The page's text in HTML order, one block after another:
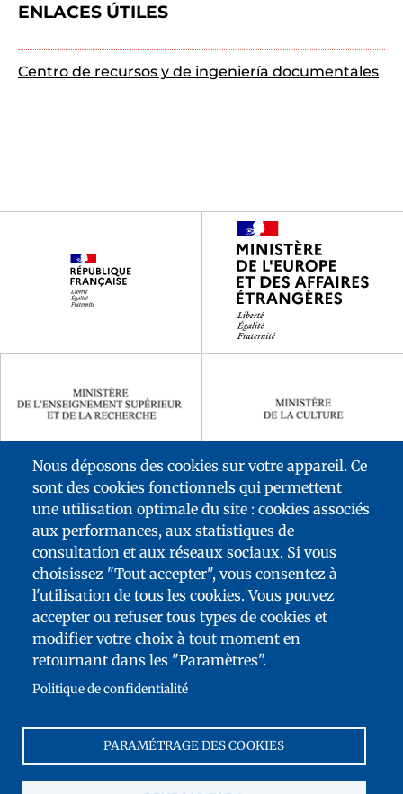
ENLACES ÚTILES
Centro de recursos y de ingeniería documentales
MENÚ
MAPA DEL SITIO
ACCESIBILIDAD: NO CONFORME
TELEDESCARGAS
NOTAS LEGALES
Nous déposons des cookies sur votre appareil. Ce
sont des cookies fonctionnels qui permettent
une utilisation optimale du site : cookies associés
aux performances, aux statistiques de
consultation et aux réseaux sociaux. Si vous
choisissez "Tout accepter", vous consentez à
l'utilisation de tous les cookies. Vous pouvez
accepter ou refuser tous types de cookies et
modifier votre choix à tout moment en
retournant dans les "Paramètres".
Politique de confidentialité
PARAMÉTRAGE DES COOKIES